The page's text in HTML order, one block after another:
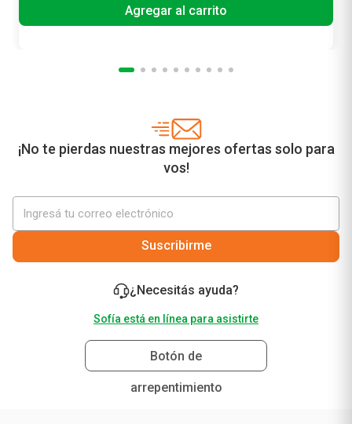
Agregar al carrito
¡No te pierdas nuestras mejores ofertas solo para
vos!
Suscribirme
¿Necesitás ayuda?
Sofía está en línea para asistirte
Botón de
arrepentimiento